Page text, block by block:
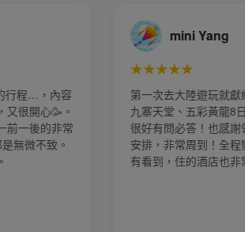
宣喬（joann）
這次參加3/8的花韻長江三峽的行程，真
實，體驗了古代詩詞上的文人雅緻想像
景下的點滴，當地導遊「小唐」的解說
透徹，許多的註明與舉例穿梭在古今時
常細膩 這次的團員大部分是長輩，非常